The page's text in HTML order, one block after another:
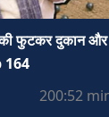
फुटकर दुकान और
164
200:52